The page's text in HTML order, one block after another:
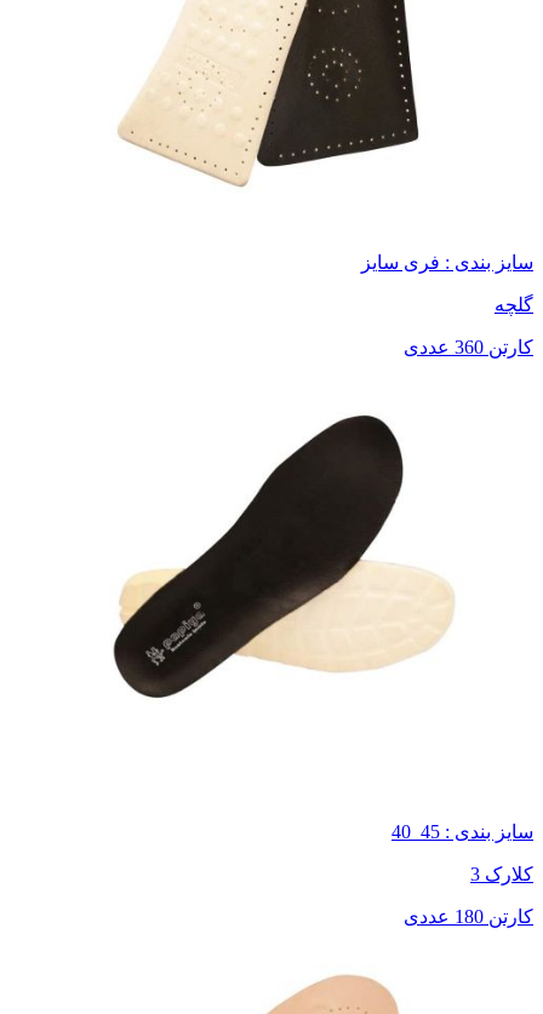
سایز بندی : فری سایز
گلچه
کارتن 360 عددی
سایز بندی : 45_40
کلارک 3
کارتن 180 عددی